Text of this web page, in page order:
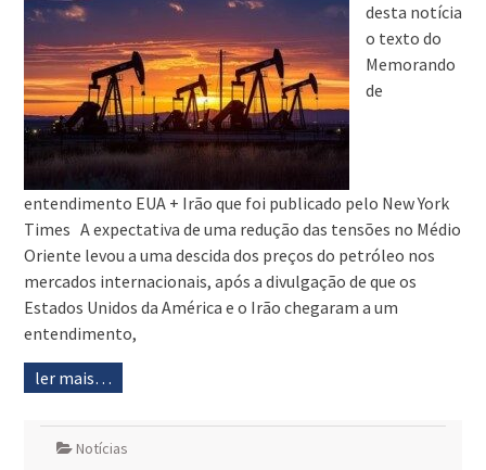
desta notícia
o texto do
Memorando
de
entendimento EUA + Irão que foi publicado pelo New York
Times A expectativa de uma redução das tensões no Médio
Oriente levou a uma descida dos preços do petróleo nos
mercados internacionais, após a divulgação de que os
Estados Unidos da América e o Irão chegaram a um
entendimento,
ler mais…
Notícias